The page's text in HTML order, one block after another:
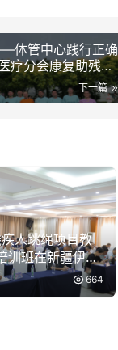
体管中心践行正确
疗分会康复助残送
下一篇
人跳绳项目教
训班在新疆伊犁
664